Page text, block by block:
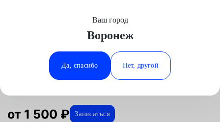
Минеральные Воды
Ростов-на-Дону
Ставрополь
Ваш город
Воронеж
Да, спасибо Нет, другой
ОтзывыАвтосервис
Замена стабилизатора в Воронеже
от 1 500 ₽ Записаться